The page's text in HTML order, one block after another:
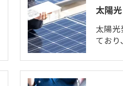
太陽光
太陽
てお